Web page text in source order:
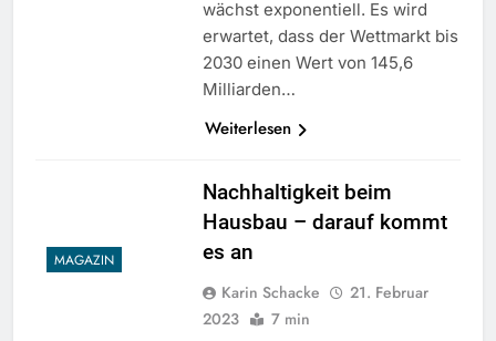
wächst exponentiell. Es wird
erwartet, dass der Wettmarkt bis
2030 einen Wert von 145,6
Milliarden…
Weiterlesen
MAGAZIN
Nachhaltigkeit beim
Hausbau – darauf kommt
es an
Karin Schacke
21. Februar
2023
7 min